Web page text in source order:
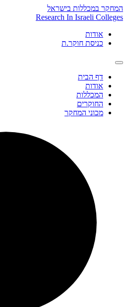
Skip
to
המחקר במכללות בישראל
Research In Israeli Colleges
אודות
כניסת חוקר.ת
דף הבית
אודות
המכללות
החוקרים
מכוני המחקר